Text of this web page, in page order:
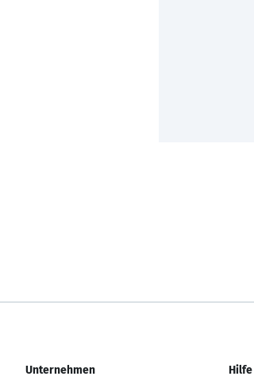
Unternehmen